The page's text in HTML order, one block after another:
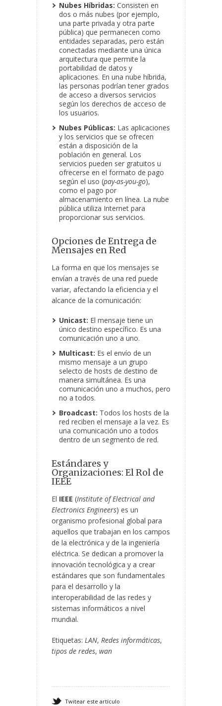
Nubes Híbridas: Consisten en
dos o más nubes (por ejemplo,
una parte privada y otra parte
pública) que permanecen como
entidades separadas, pero están
conectadas mediante una única
arquitectura que permite la
portabilidad de datos y
aplicaciones. En una nube híbrida,
las personas podrían tener grados
de acceso a diversos servicios
según los derechos de acceso de
los usuarios.
Nubes Públicas: Las aplicaciones
y los servicios que se ofrecen
están a disposición de la
población en general. Los
servicios pueden ser gratuitos u
ofrecerse en el formato de pago
según el uso (pay-as-you-go),
como el pago por
almacenamiento en línea. La nube
pública utiliza Internet para
proporcionar sus servicios.
Opciones de Entrega de
Mensajes en Red
La forma en que los mensajes se
envían a través de una red puede
variar, afectando la eficiencia y el
alcance de la comunicación:
Unicast: El mensaje tiene un
único destino específico. Es una
comunicación uno a uno.
Multicast: Es el envío de un
mismo mensaje a un grupo
selecto de hosts de destino de
manera simultánea. Es una
comunicación uno a muchos, pero
no a todos.
Broadcast: Todos los hosts de la
red reciben el mensaje a la vez. Es
una comunicación uno a todos
dentro de un segmento de red.
Estándares y
Organizaciones: El Rol de
IEEE
El IEEE (Institute of Electrical and
Electronics Engineers) es un
organismo profesional global para
aquellos que trabajan en los campos
de la electrónica y de la ingeniería
eléctrica. Se dedican a promover la
innovación tecnológica y a crear
estándares que son fundamentales
para el desarrollo y la
interoperabilidad de las redes y
sistemas informáticos a nivel
mundial.
Etiquetas: LAN, Redes informáticas,
tipos de redes, wan
Twitear este artículo